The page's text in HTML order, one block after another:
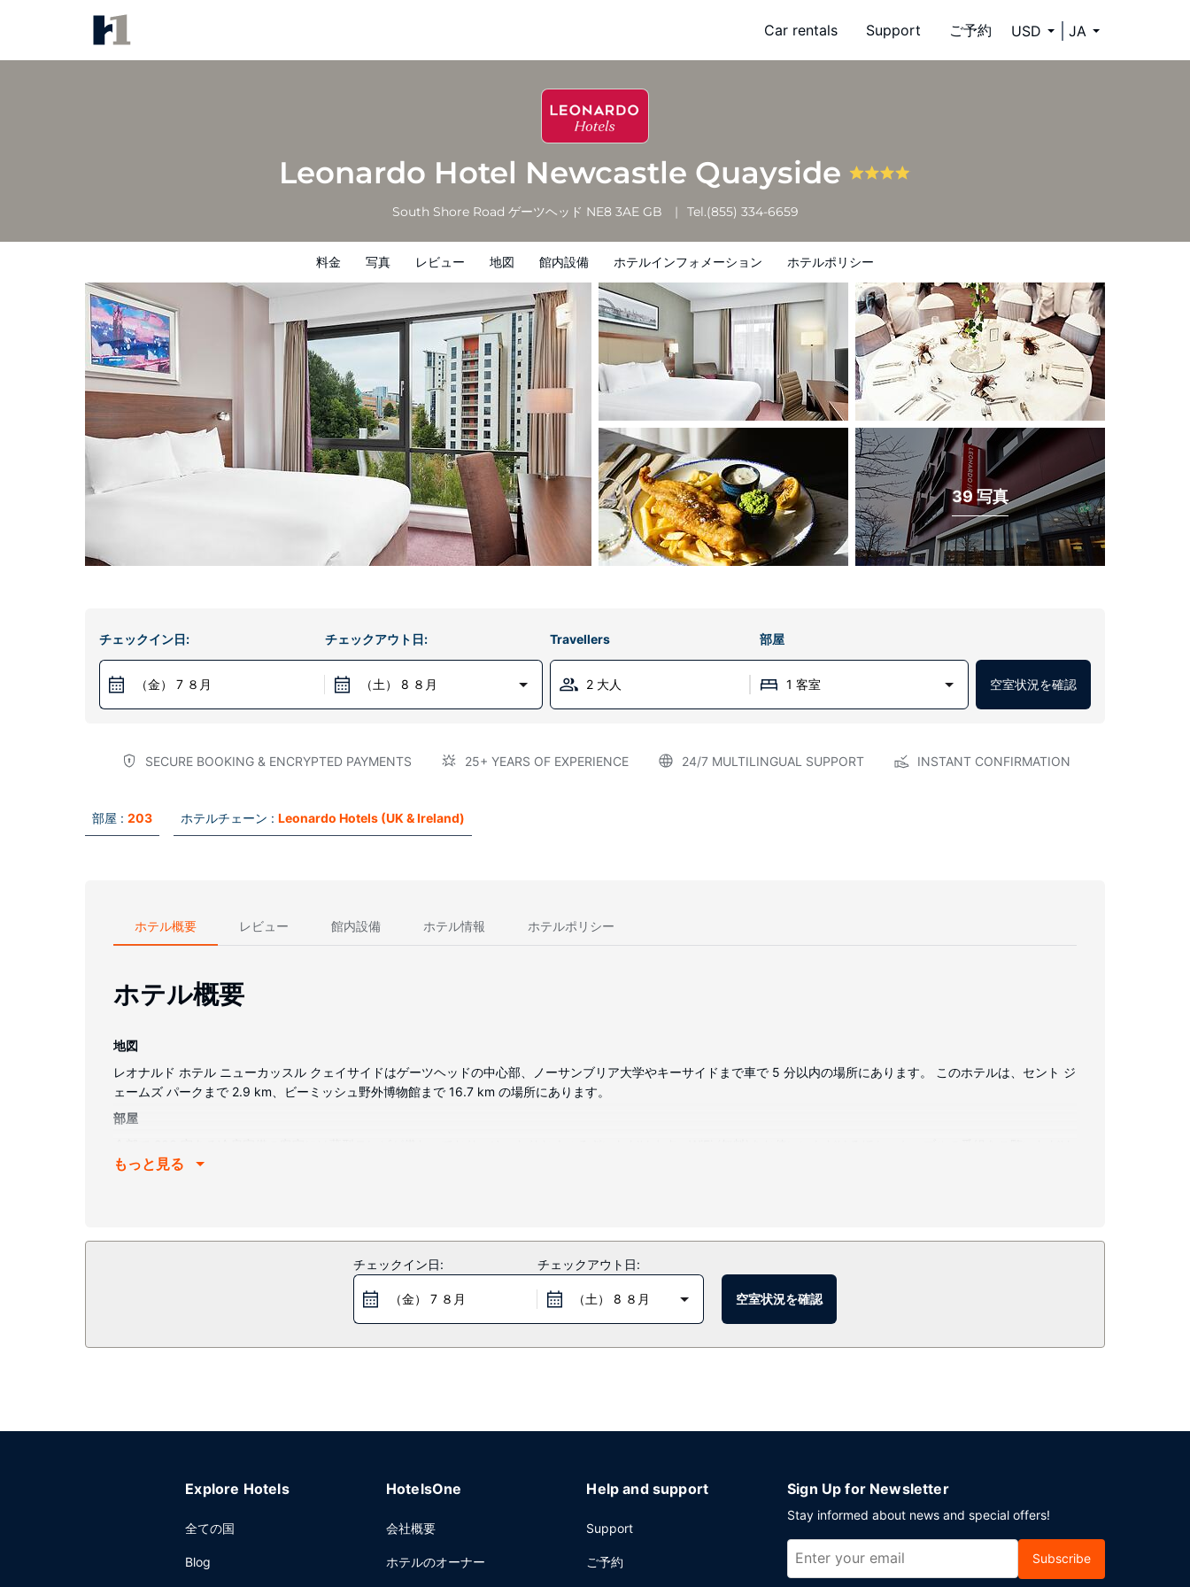
Car rentals Support ご予約 USD JA
Leonardo Hotel Newcastle Quayside
South Shore Road ゲーツヘッド NE8 3AE GB Tel.(855) 334-6659
料金 写真 レビュー 地図 館内設備 ホテルインフォメーション ホテルポリシー
39 写真
チェックイン日:
（金） 7 ８月
チェックアウト日:
（土） 8 ８月
Travellers 部屋
2 大人 1 客室 空室状況を確認
SECURE BOOKING & ENCRYPTED PAYMENTS 25+ YEARS OF EXPERIENCE 24/7 MULTILINGUAL SUPPORT INSTANT CONFIRMATION
部屋 : 203 ホテルチェーン : Leonardo Hotels (UK & Ireland)
ホテル概要 レビュー 館内設備 ホテル情報 ホテルポリシー
ホテル概要
地図
レオナルド ホテル ニューカッスル クェイサイドはゲーツヘッドの中心部、ノーサンブリア大学やキーサイドまで車で 5 分以内の場所にあります。 このホテルは、セント ジ
ェームズ パークまで 2.9 km、ビーミッシュ野外博物館まで 16.7 km の場所にあります。
部屋
ます。シャワーのある専用バスルームには、バスアメニティ (無料)、ヘアドライヤーが備わっています。デスク、コーヒー / ティーメーカーをご利用いただけ、ハウスキー
ランチまたはディナーは、Bar and Grillでどうぞ。このレストランはイギリス料理が有名です。コーヒーショップ / カフェでも食事を提供しています。ルームサービス (営業
時間限定)も利用できます。1 日の終わりは、バー / ラウンジで 1 杯飲んで楽しみましょう。朝食ビュッフェは、平日は 6:30 ～ 9:30 まで、週末は 7:00 ～ 11:00 まで、有料
もっと見る
チェックイン日:
（金） 7 ８月
チェックアウト日:
（土） 8 ８月 空室状況を確認
Explore Hotels
全ての国
Blog
HotelsOne
会社概要
ホテルのオーナー
Help and support
Support
ご予約
Sign Up for Newsletter
Stay informed about news and special offers!
Subscribe